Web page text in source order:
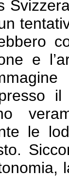
e
presso
le